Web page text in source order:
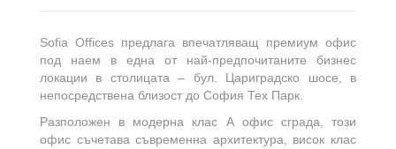
Sofia Offices предлага впечатляващ премиум офис
под наем в една от най-предпочитаните бизнес
локации в столицата – бул. Цариградско шосе, в
непосредствена близост до София Тех Парк.
Разположен в модерна клас А офис сграда, този
офис съчетава съвременна архитектура, висок клас